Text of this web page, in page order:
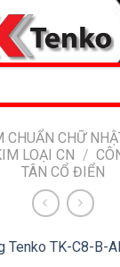
CHUẨN CHỮ
LOẠI CN /
TÂN CỔ ĐIỂN